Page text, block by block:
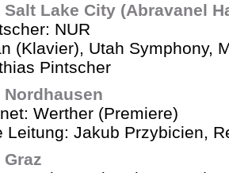
Salt Lake City (Abravanel
NUR
(Klavier), Utah Symphony,
Pintscher
Nordhausen
Werther (Premiere)
Leitung: Jakub Przybicien,
Graz